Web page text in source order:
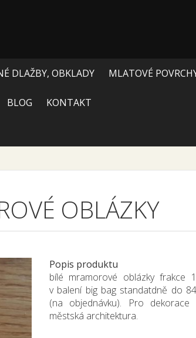
DLAŽBY, OBKLADY MLATOVÉ
BLOG KONTAKT
OBLÁZKY
Popis produktu
bílé mramorové oblázky frakce
v balení big bag standatdně do
(na objednávku). Pro
městská architektura.